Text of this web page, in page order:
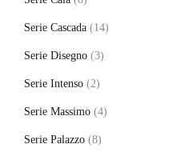
Serie Cascada (14)
Serie Disegno (3)
Serie Intenso (2)
Serie Massimo (4)
Serie Palazzo (8)